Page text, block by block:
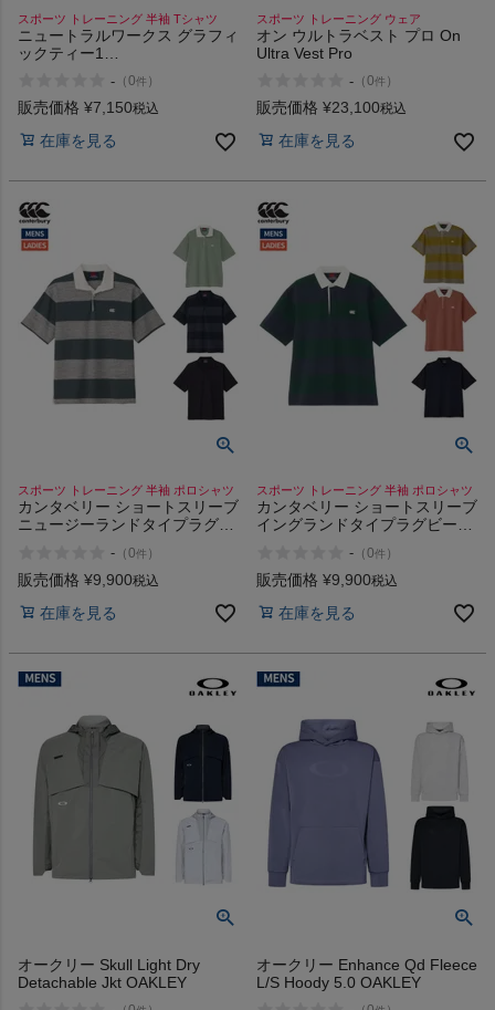
スポーツ トレーニング 半袖 Tシャツ
ニュートラルワークス グラフィ
ックティー1
- （0件 ）
販売価格 ¥7,150税込
在庫を見る
スポーツ トレーニング ウェア
オン ウルトラベスト プロ On
Ultra Vest Pro
- （0件 ）
販売価格 ¥23,100税込
在庫を見る
スポーツ トレーニング 半袖 ポロシャツ
カンタベリー ショートスリーブ
ニュージーランドタイプラグビ
ツ ラガシャツ スポーツ トレー
ニング 半袖 CANTERBURY NZ
- （0件 ）
販売価格 ¥9,900税込
在庫を見る
スポーツ トレーニング 半袖 ポロシャツ
カンタベリー ショートスリーブ
イングランドタイプラグビージ
ラガシャツ スポーツ トレーニ
ング ポロシャツ
- （0件 ）
販売価格 ¥9,900税込
在庫を見る
オークリー Skull Light Dry
Detachable Jkt OAKLEY
オークリー Enhance Qd Fleece
L/S Hoody 5.0 OAKLEY